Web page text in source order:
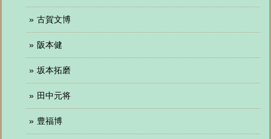
古賀文博
阪本健
坂本拓磨
田中元将
豊福博